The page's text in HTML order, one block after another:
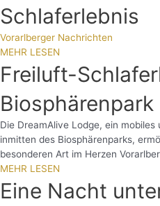
Schlaferlebnis
Vorarlberger Nachrichten
MEHR LESEN
Freiluft-
Biosphärenpark
Die DreamAlive Lodge, ein
inmitten des Biosphärenparks,
besonderen Art im Herzen
MEHR LESEN
Eine Nacht